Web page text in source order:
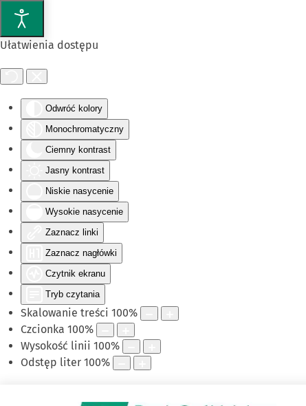
Ułatwienia dostępu
Odwróć kolory
Monochromatyczny
Ciemny kontrast
Jasny kontrast
Niskie nasycenie
Wysokie nasycenie
Zaznacz linki
Zaznacz nagłówki
Czytnik ekranu
Tryb czytania
Skalowanie treści 100%
Czcionka 100%
Wysokość linii 100%
Odstęp liter 100%
Przejdź do głównej treści